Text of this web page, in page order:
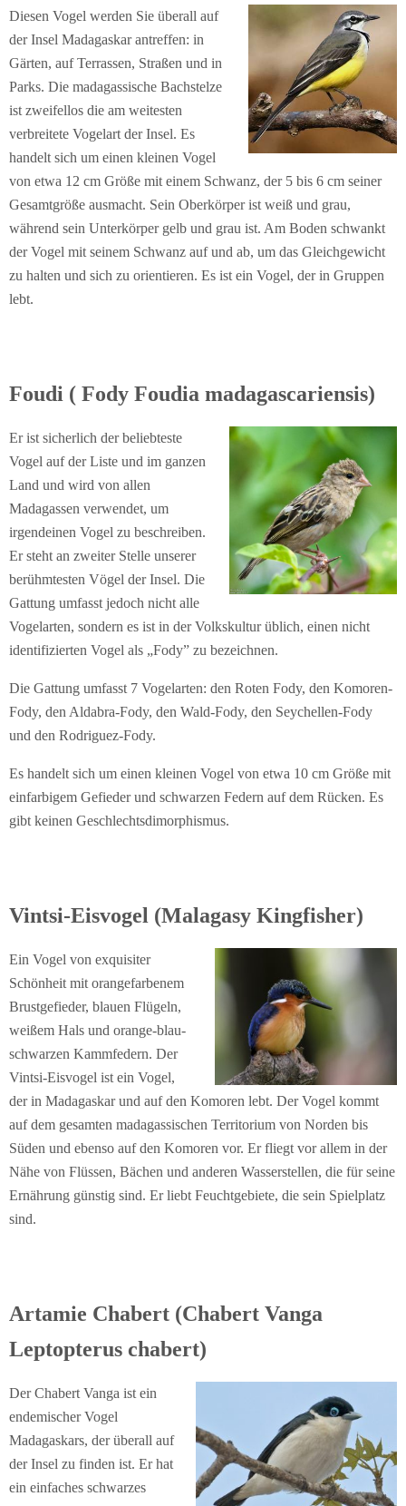
Diesen Vogel werden Sie überall auf
der Insel Madagaskar antreffen: in
Gärten, auf Terrassen, Straßen und in
Parks. Die madagassische Bachstelze
ist zweifellos die am weitesten
verbreitete Vogelart der Insel. Es
handelt sich um einen kleinen Vogel
von etwa 12 cm Größe mit einem Schwanz, der 5 bis 6 cm seiner
Gesamtgröße ausmacht. Sein Oberkörper ist weiß und grau,
während sein Unterkörper gelb und grau ist. Am Boden schwankt
der Vogel mit seinem Schwanz auf und ab, um das Gleichgewicht
zu halten und sich zu orientieren. Es ist ein Vogel, der in Gruppen
lebt.
Foudi ( Fody Foudia madagascariensis)
Er ist sicherlich der beliebteste
Vogel auf der Liste und im ganzen
Land und wird von allen
Madagassen verwendet, um
irgendeinen Vogel zu beschreiben.
Er steht an zweiter Stelle unserer
berühmtesten Vögel der Insel. Die
Gattung umfasst jedoch nicht alle
Vogelarten, sondern es ist in der Volkskultur üblich, einen nicht
identifizierten Vogel als „Fody” zu bezeichnen.
Die Gattung umfasst 7 Vogelarten: den Roten Fody, den Komoren-
Fody, den Aldabra-Fody, den Wald-Fody, den Seychellen-Fody
und den Rodriguez-Fody.
Es handelt sich um einen kleinen Vogel von etwa 10 cm Größe mit
einfarbigem Gefieder und schwarzen Federn auf dem Rücken. Es
gibt keinen Geschlechtsdimorphismus.
Vintsi-Eisvogel (Malagasy Kingfisher)
Ein Vogel von exquisiter
Schönheit mit orangefarbenem
Brustgefieder, blauen Flügeln,
weißem Hals und orange-blau-
schwarzen Kammfedern. Der
Vintsi-Eisvogel ist ein Vogel,
der in Madagaskar und auf den Komoren lebt. Der Vogel kommt
auf dem gesamten madagassischen Territorium von Norden bis
Süden und ebenso auf den Komoren vor. Er fliegt vor allem in der
Nähe von Flüssen, Bächen und anderen Wasserstellen, die für seine
Ernährung günstig sind. Er liebt Feuchtgebiete, die sein Spielplatz
sind.
Artamie Chabert (Chabert Vanga
Leptopterus chabert)
Der Chabert Vanga ist ein
endemischer Vogel
Madagaskars, der überall auf
der Insel zu finden ist. Er hat
ein einfaches schwarzes